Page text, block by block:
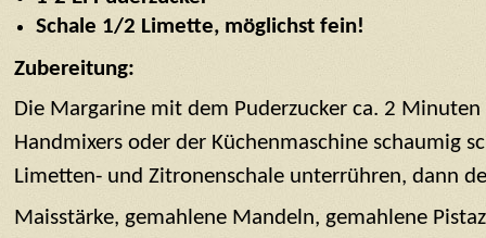
Schale 1/2 Limette, möglichst fein!
Zubereitung:
Die Margarine mit dem Puderzucker ca. 2
Handmixers oder der Küchenmaschine schaumig
Limetten- und Zitronenschale unterrühren, dann
Maisstärke, gemahlene Mandeln, gemahlene